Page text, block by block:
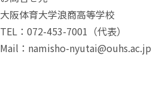
大阪体育大学浪商高等学校
TEL：072-453-7001（代表）
Mail：namisho-nyutai@ouhs.ac.jp